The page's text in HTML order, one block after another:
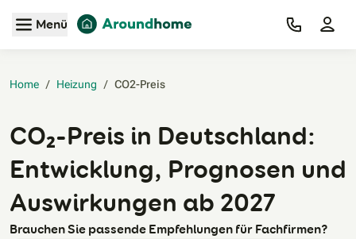
Zum Hauptinhalt
Menü
Home / Heizung / CO2-Preis‎
CO₂-Preis in Deutschland:
Entwicklung, Prognosen und
Auswirkungen ab 2027
Brauchen Sie passende Empfehlungen für Fachfirmen?